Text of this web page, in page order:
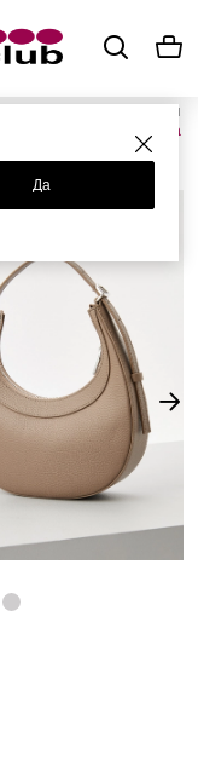
Да
Женские сумки и
Сумка